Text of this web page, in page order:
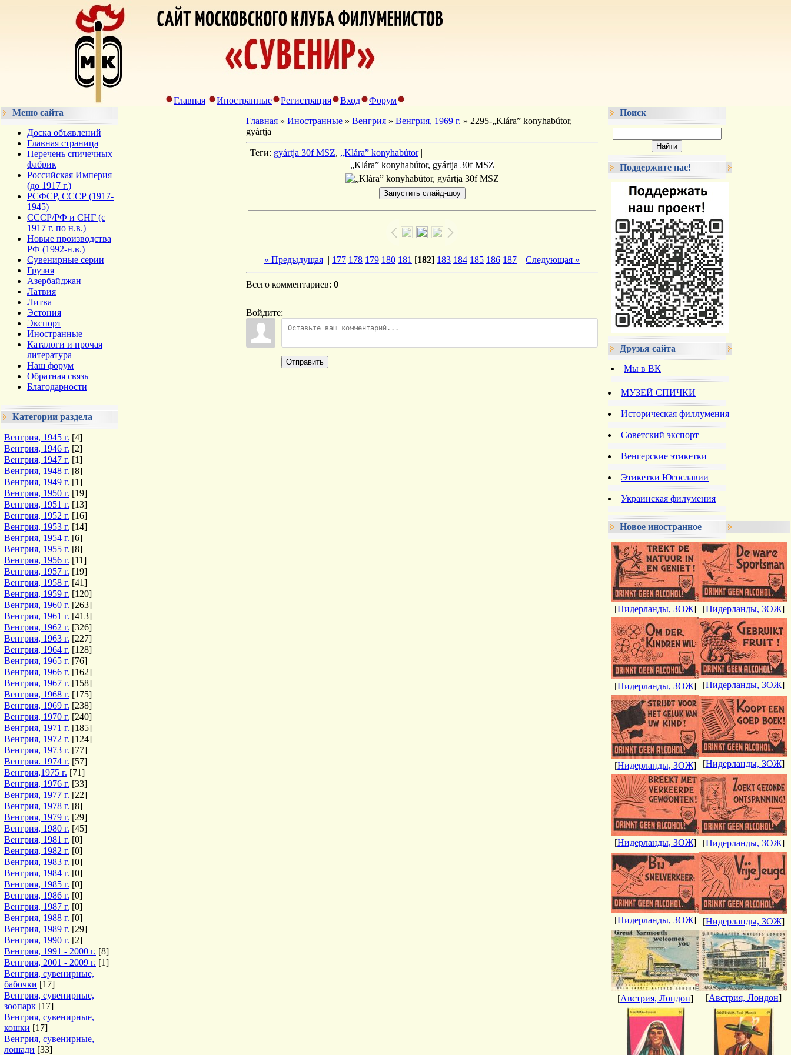
Главная Иностранные Регистрация Вход
Форум
Меню сайта
Доска объявлений
Главная страница
Перечень спичечных
фабрик
Российская Империя
(до 1917 г.)
РСФСР, СССР (1917-
1945)
СССР/РФ и СНГ (с
1917 г. по н.в.)
Новые производства
РФ (1992-н.в.)
Сувенирные серии
Грузия
Азербайджан
Латвия
Литва
Эстония
Экспорт
Иностранные
Каталоги и прочая
литература
Наш форум
Обратная связь
Благодарности
Категории раздела
Венгрия, 1945 г. [4]
Венгрия, 1946 г. [2]
Венгрия, 1947 г. [1]
Венгрия, 1948 г. [8]
Венгрия, 1949 г. [1]
Венгрия, 1950 г. [19]
Венгрия, 1951 г. [13]
Венгрия, 1952 г. [16]
Венгрия, 1953 г. [14]
Венгрия, 1954 г. [6]
Венгрия, 1955 г. [8]
Венгрия, 1956 г. [11]
Венгрия, 1957 г. [19]
Венгрия, 1958 г. [41]
Венгрия, 1959 г. [120]
Венгрия, 1960 г. [263]
Венгрия, 1961 г. [413]
Венгрия, 1962 г. [326]
Венгрия, 1963 г. [227]
Венгрия, 1964 г. [128]
Венгрия, 1965 г. [76]
Венгрия, 1966 г. [162]
Венгрия, 1967 г. [158]
Венгрия, 1968 г. [175]
Венгрия, 1969 г. [238]
Венгрия, 1970 г. [240]
Венгрия, 1971 г. [185]
Венгрия, 1972 г. [124]
Венгрия, 1973 г. [77]
Венгрия. 1974 г. [57]
Венгрия,1975 г. [71]
Венгрия, 1976 г. [33]
Венгрия, 1977 г. [22]
Венгрия, 1978 г. [8]
Венгрия, 1979 г. [29]
Венгрия, 1980 г. [45]
Венгрия, 1981 г. [0]
Венгрия, 1982 г. [0]
Венгрия, 1983 г. [0]
Венгрия, 1984 г. [0]
Венгрия, 1985 г. [0]
Венгрия, 1986 г. [0]
Венгрия, 1987 г. [0]
Венгрия, 1988 г. [0]
Венгрия, 1989 г. [29]
Венгрия, 1990 г. [2]
Венгрия, 1991 - 2000 г. [8]
Венгрия, 2001 - 2009 г. [1]
Венгрия, сувенирные,
бабочки [17]
Венгрия, сувенирные,
зоопарк [17]
Венгрия, сувенирные,
кошки [17]
Венгрия, сувенирные,
лошади [33]
Главная » Иностранные » Венгрия » Венгрия, 1969 г. » 2295-„Klára” konyhabútor,
gyártja
| Теги: gyártja 30f MSZ, „Klára” konyhabútor|
„Klára” konyhabútor, gyártja 30f MSZ
« Предыдущая | 177 178 179 180 181 [182] 183 184 185 186 187 | Следующая »
Всего комментариев: 0
Войдите:
Отправить
Поиск
Поддержите нас!
Друзья сайта
Мы в ВК
МУЗЕЙ СПИЧКИ
Историческая филлумения
Советский экспорт
Венгерские этикетки
Этикетки Югославии
Украинская филумения
Новое иностранное
[Нидерланды, ЗОЖ] [Нидерланды, ЗОЖ]
[Нидерланды, ЗОЖ] [Нидерланды, ЗОЖ]
[Нидерланды, ЗОЖ] [Нидерланды, ЗОЖ]
[Нидерланды, ЗОЖ] [Нидерланды, ЗОЖ]
[Нидерланды, ЗОЖ] [Нидерланды, ЗОЖ]
[Австрия, Лондон] [Австрия, Лондон]